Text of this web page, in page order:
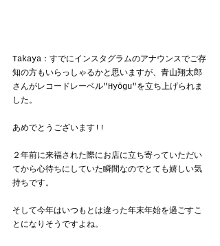
Takaya：すでにインスタグラムのアナウンスでご存
知の方もいらっしゃるかと思いますが、青山翔太郎
さんがレコードレーベル"Hyōgu"を立ち上げられま
した。
あめでとうございます!!
２年前に来福された際にお店に立ち寄っていただい
てから心待ちにしていた瞬間なのでとても嬉しい気
持ちです。
そして今年はいつもとは違った年末年始を過ごすこ
とになりそうですよね。